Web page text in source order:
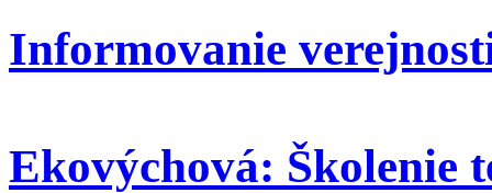
Informovanie
Ekovýchová: Školenie